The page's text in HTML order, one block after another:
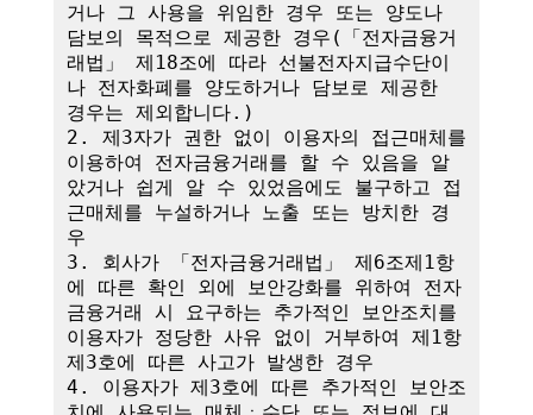
거나 그 사용을 위임한 경우 또는 양도나
담보의 목적으로 제공한 경우(「전자금융거
래법」 제18조에 따라 선불전자지급수단이
나 전자화폐를 양도하거나 담보로 제공한
경우는 제외합니다.)
2. 제3자가 권한 없이 이용자의 접근매체를
이용하여 전자금융거래를 할 수 있음을 알
았거나 쉽게 알 수 있었음에도 불구하고 접
근매체를 누설하거나 노출 또는 방치한 경
우
3. 회사가 「전자금융거래법」 제6조제1항
에 따른 확인 외에 보안강화를 위하여 전자
금융거래 시 요구하는 추가적인 보안조치를
이용자가 정당한 사유 없이 거부하여 제1항
제3호에 따른 사고가 발생한 경우
4. 이용자가 제3호에 따른 추가적인 보안조